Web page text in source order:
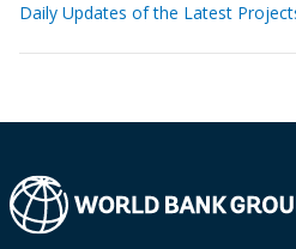
Daily Updates of the Latest